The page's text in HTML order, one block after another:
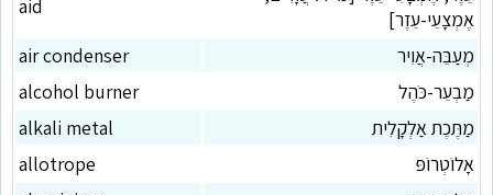
aid
אֶמְצָעֵי-עֵזֶר]
air condenser
מְעַבֵּה-אֲוִיר
alcohol burner
מַבְעֵר-כֹּהֶל
alkali metal
מַתֶּכֶת אַלְקָלִית
allotrope
אָלוֹטְרוֹפּ